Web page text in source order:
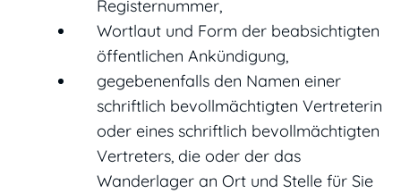
Registernummer,
Wortlaut und Form der beabsichtigten
öffentlichen Ankündigung,
gegebenenfalls den Namen einer
schriftlich bevollmächtigten Vertreterin
oder eines schriftlich bevollmächtigten
Vertreters, die oder der das
Wanderlager an Ort und Stelle für Sie